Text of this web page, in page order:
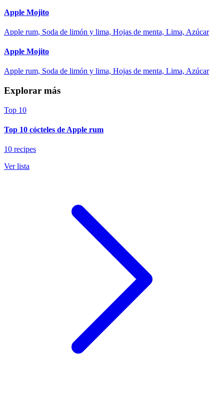
Apple Mojito
Apple rum, Soda de limón y lima, Hojas de menta, Lima, Azúcar
Apple Mojito
Apple rum, Soda de limón y lima, Hojas de menta, Lima, Azúcar
Explorar más
Top 10
Top 10 cócteles de Apple rum
10 recipes
Ver lista